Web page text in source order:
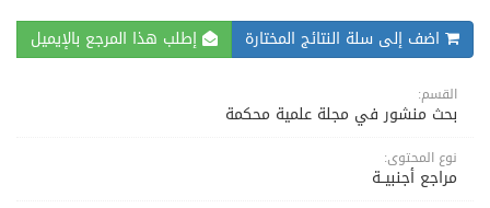
اضف إلى سلة النتائج المختارة إطلب هذا المرجع بالإيميل
القسم:
بحث منشور في مجلة علمية محكمة
نوع المحتوى:
مراجع أجنبيــة